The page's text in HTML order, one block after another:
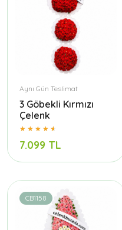
Aynı Gün Teslimat
3 Göbekli Kırmızı
Çelenk
7.099 TL
CB1158